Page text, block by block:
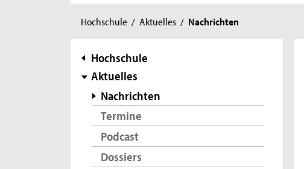
Sie
hier:
Hochschule / Aktuelles / Nachrichten
Subnavigation
Hochschule
Aktuelles
Nachrichten
Termine
Podcast
Dossiers